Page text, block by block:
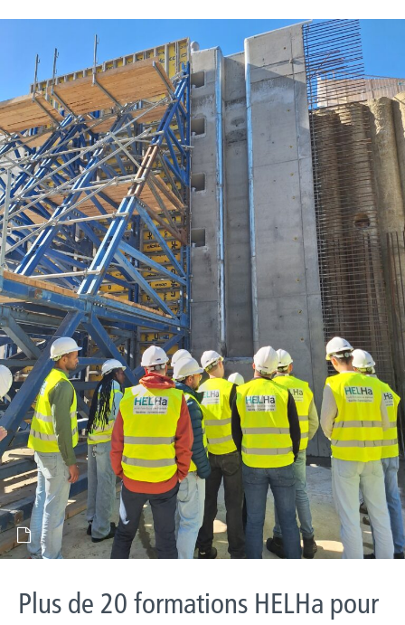
Plus de 20 formations HELHa pour